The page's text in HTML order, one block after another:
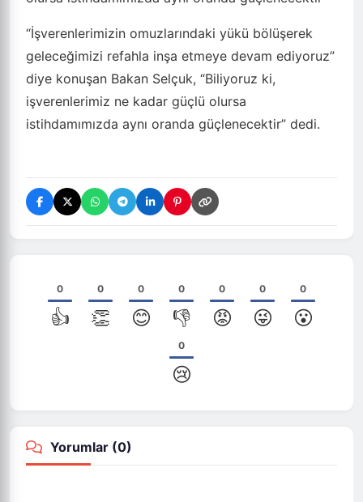
“İşverenlerimizin omuzlarındaki yükü bölüşerek
geleceğimizi refahla inşa etmeye devam ediyoruz”
diye konuşan Bakan Selçuk, “Biliyoruz ki,
işverenlerimiz ne kadar güçlü olursa
istihdamımızda aynı oranda güçlenecektir” dedi.
0
👍
0
👏
0
😊
0
👎
0
😡
0
😜
0
😮
0
😢
Yorumlar (0)